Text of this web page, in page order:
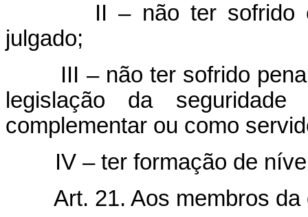
II – não ter sofrido
julgado;
III – não ter sofrido
legislação da
complementar ou como
IV – ter formação de
Art. 21. Aos membros